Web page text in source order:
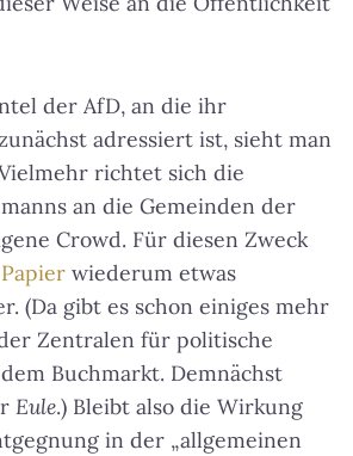
der AfD, an die ihr
adressiert ist, sieht man
richtet sich die
an die Gemeinden der
Crowd. Für diesen Zweck
wiederum etwas
(Da gibt es schon einiges mehr
Zentralen für politische
Buchmarkt. Demnächst
Eule.) Bleibt also die Wirkung
in der „allgemeinen